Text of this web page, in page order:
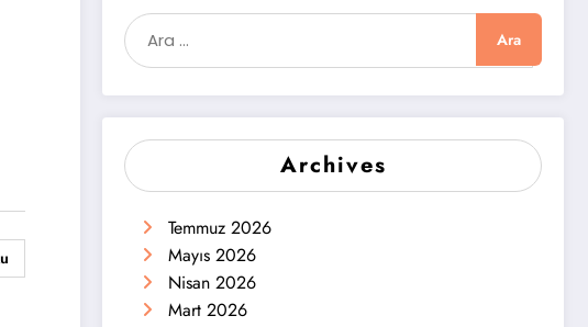
Archives
Temmuz 2026
Mayıs 2026
Nisan 2026
Mart 2026